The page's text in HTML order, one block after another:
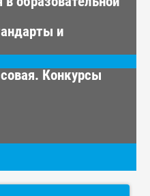
и
Конкурсы